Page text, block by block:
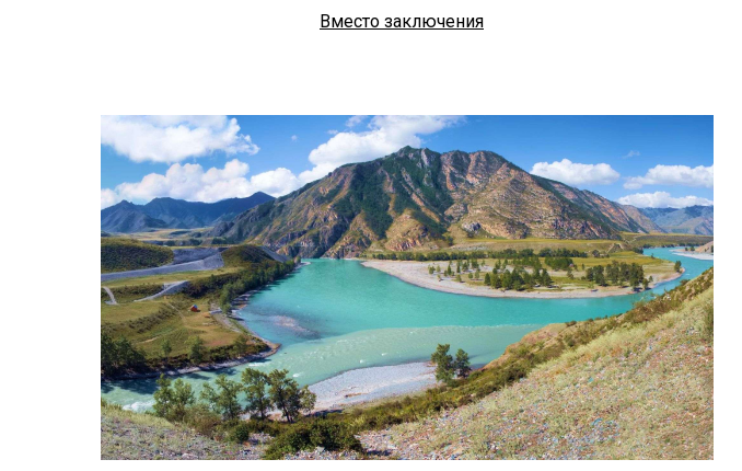
Вместо заключения